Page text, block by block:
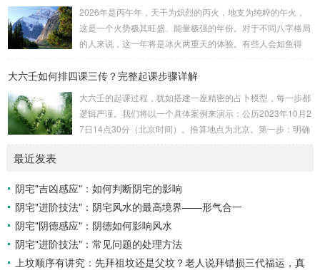
口：位于无名指指尖，属金，白虎，主数4、1、2，凶。小
吉：位于无名指根部，属木，六合，主数5、3、8，吉。空
亡：位于中指根部，属土，勾陈，...
2026年是丙午年，天干为炽烈的丙火，地支为纯粹的午火，
这是一个火势极其旺盛、能量极强的年份。对于不同八字格局
的人来说，这一年将是冰火两重天的体验。有些人会如鱼得
理：吉凶在于平衡与需求八字讲究五行平衡与“喜用神”。喜用
26年丙午，是火力全开的一年。因此：八字命局中“喜火”、“用
火”的人，等于得到了天地最强能量的帮助，犹如天降神助，
运势自然一飞冲天。八字命局中“忌火”的人...
大六壬如何排四课三传？完整起课步骤详解
大六壬的起课过程，犹如搭建一座精密的占卜模型，每一步都
逻辑严谨。我们将以一个具体案例来演示：公历2023年10月2
7日14点30分（北京时间）。推算地点为北京。第一步：明确
你需要：一张空白的天地盘（内含十二地支）、月将、当天日
干日支。第二步：核心步骤——排四课四课是“三传”之母，此
步必须精准。1. 定月将（布“天盘”的...
最近发表
阴宅"吉凶感应"：如何判断阴宅的影响
阴宅"进阶技法"：阴宅风水的最高境界——形气合一
阴宅"阴德感应"：阴德如何影响风水
阴宅"进阶技法"：常见问题的处理方法
上坟顺序有讲究：先拜祖坟还是父坟？老人说拜错损三代福运，真